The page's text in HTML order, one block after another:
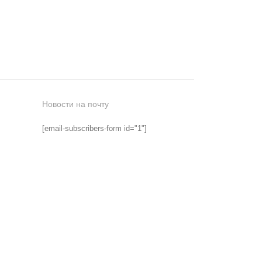
Новости на почту
[email-subscribers-form id="1"]